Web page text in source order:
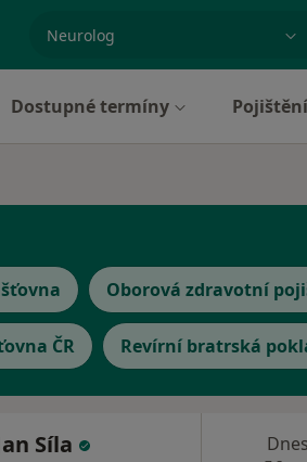
Dostupné termíny Pojištění
Oborová zdravotní
ČR Revírní bratrská
Síla Dnes